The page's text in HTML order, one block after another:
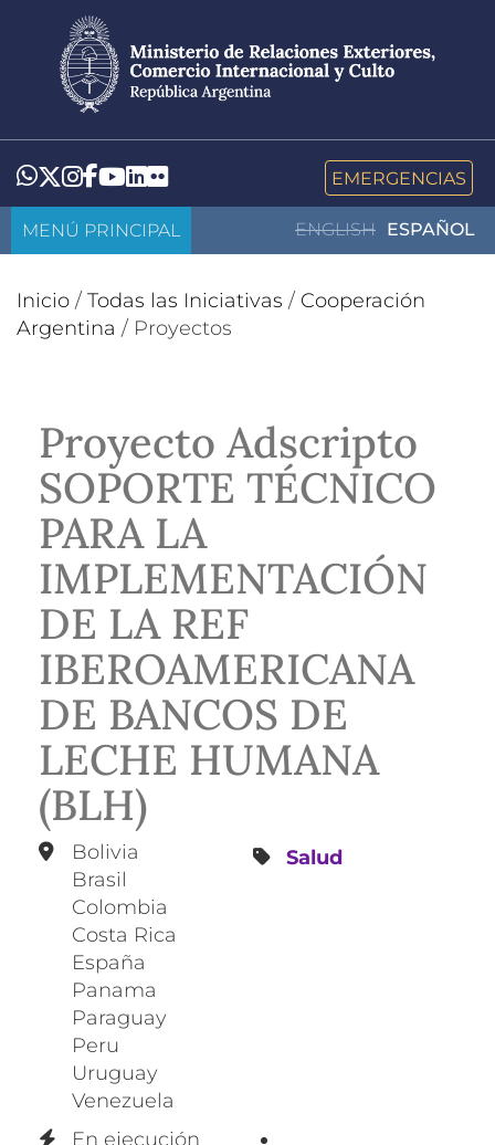
contenido
principal
Whatsapp
Twitter
Instagram
Facebook
YouTube
LinkedIn
Flickr EMERGENCIAS
ENGLISH ESPAÑOL
MENÚ PRINCIPAL
Inicio / Todas las Iniciativas / Cooperación
Argentina / Proyectos
Proyecto Adscripto
SOPORTE TÉCNICO
PARA LA
IMPLEMENTACIÓN
DE LA REF
IBEROAMERICANA
DE BANCOS DE
LECHE HUMANA
(BLH)
Bolivia
Brasil
Colombia
Costa Rica
España
Panama
Paraguay
Peru
Uruguay
Venezuela
Salud
En ejecución